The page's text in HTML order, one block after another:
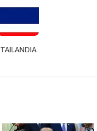
TAILANDIA